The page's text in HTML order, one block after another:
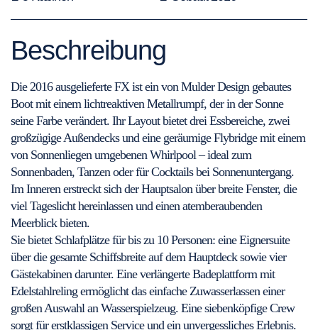
Beschreibung
Die 2016 ausgelieferte FX ist ein von Mulder Design gebautes
Boot mit einem lichtreaktiven Metallrumpf, der in der Sonne
seine Farbe verändert. Ihr Layout bietet drei Essbereiche, zwei
großzügige Außendecks und eine geräumige Flybridge mit einem
von Sonnenliegen umgebenen Whirlpool – ideal zum
Sonnenbaden, Tanzen oder für Cocktails bei Sonnenuntergang.
Im Inneren erstreckt sich der Hauptsalon über breite Fenster, die
viel Tageslicht hereinlassen und einen atemberaubenden
Meerblick bieten.
Sie bietet Schlafplätze für bis zu 10 Personen: eine Eignersuite
über die gesamte Schiffsbreite auf dem Hauptdeck sowie vier
Gästekabinen darunter. Eine verlängerte Badeplattform mit
Edelstahlreling ermöglicht das einfache Zuwasserlassen einer
großen Auswahl an Wasserspielzeug. Eine siebenköpfige Crew
sorgt für erstklassigen Service und ein unvergessliches Erlebnis.